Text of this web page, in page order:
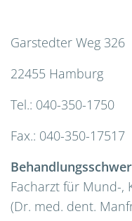
Garstedter Weg 326
22455 Hamburg
Tel.: 040-350-1750
Fax.: 040-350-17517
Facharzt für Mund-,
(Dr. med. dent.